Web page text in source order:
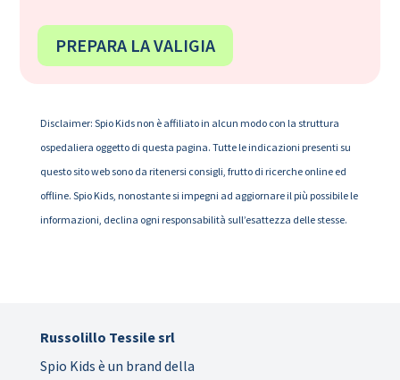
PREPARA LA VALIGIA
Disclaimer: Spio Kids non è affiliato in alcun modo con la struttura
ospedaliera oggetto di questa pagina. Tutte le indicazioni presenti su
questo sito web sono da ritenersi consigli, frutto di ricerche online ed
offline. Spio Kids, nonostante si impegni ad aggiornare il più possibile le
informazioni, declina ogni responsabilità sull’esattezza delle stesse.
Russolillo Tessile srl
Spio Kids è un brand della